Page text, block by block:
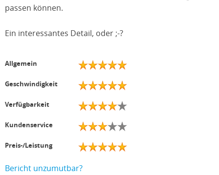
passen können.
Ein interessantes Detail, oder ;-?
Allgemein
Geschwindigkeit
Verfügbarkeit
Kundenservice
Preis-/Leistung
Bericht unzumutbar?